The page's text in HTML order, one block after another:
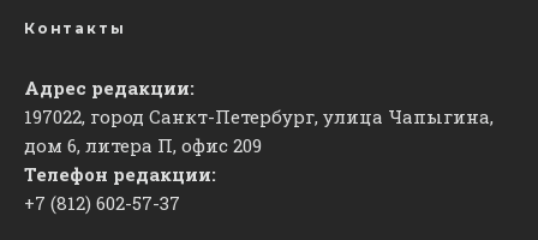
Контакты
Адрес редакции:
197022, город Санкт-Петербург, улица Чапыгина,
дом 6, литера П, офис 209
Телефон редакции:
+7 (812) 602-57-37